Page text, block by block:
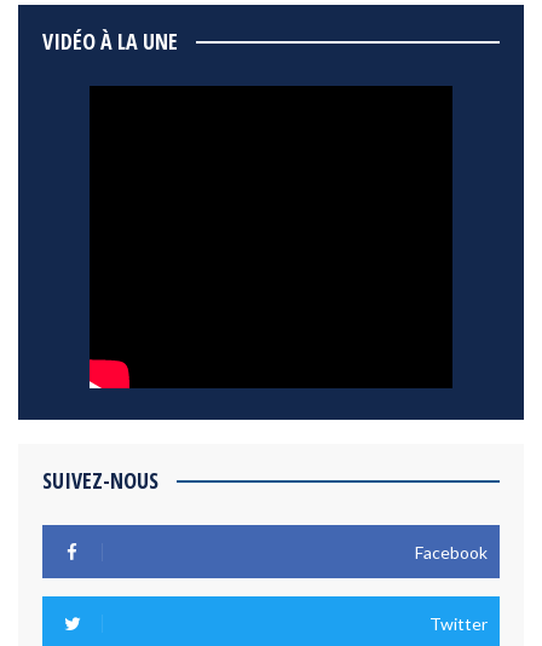
VIDÉO À LA UNE
SUIVEZ-NOUS
Facebook
Twitter